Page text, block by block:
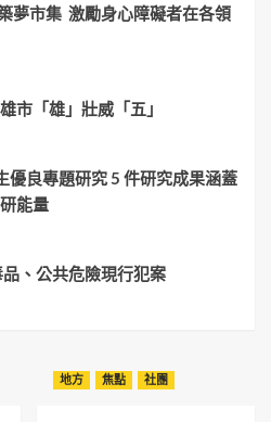
夢市集 激勵身心障礙者在各領
市「雄」壯威「五」
優良專題研究 5 件研究成果涵蓋
能量
、公共危險現行犯案
地方 焦點 社團